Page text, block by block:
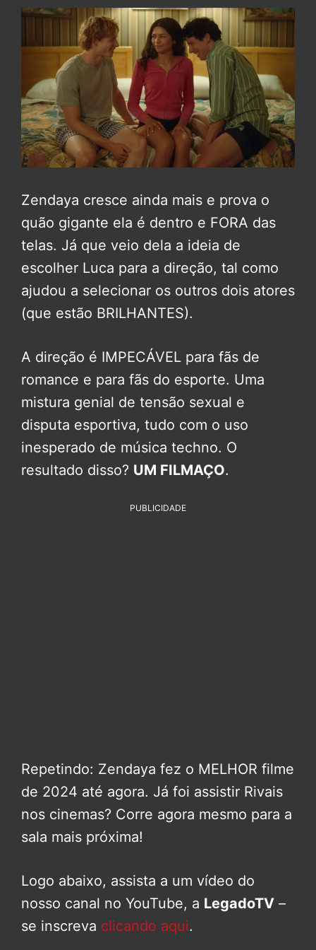
Zendaya cresce ainda mais e prova o
quão gigante ela é dentro e FORA das
telas. Já que veio dela a ideia de
escolher Luca para a direção, tal como
ajudou a selecionar os outros dois atores
(que estão BRILHANTES).
A direção é IMPECÁVEL para fãs de
romance e para fãs do esporte. Uma
mistura genial de tensão sexual e
disputa esportiva, tudo com o uso
inesperado de música techno. O
resultado disso? UM FILMAÇO.
PUBLICIDADE
Repetindo: Zendaya fez o MELHOR filme
de 2024 até agora. Já foi assistir Rivais
nos cinemas? Corre agora mesmo para a
sala mais próxima!
Logo abaixo, assista a um vídeo do
nosso canal no YouTube, a LegadoTV –
se inscreva clicando aqui.